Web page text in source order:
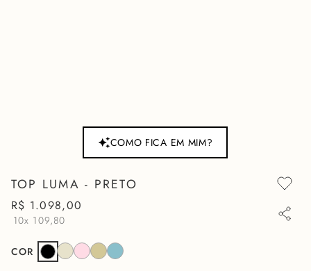
COMO FICA EM MIM?
TOP LUMA - PRETO
R$ 1.098,00
10x 109,80
COR